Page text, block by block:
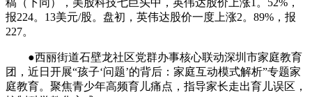
报224。13美元/股。盘初，英伟达股价一度上涨2。89%，报
227。
●西丽街道石壁龙社区党群办事核心联动深圳市家庭教育
团，近日开展“孩子‘问题’的背后：家庭互动模式解析”专题家
庭教育。聚焦青少年高频育儿痛点，指导家长走出育儿误区，